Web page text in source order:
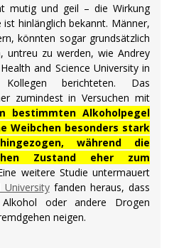
mutig und geil – die Wirkung
hinlänglich bekannt. Männer,
könnten sogar grundsätzlich
untreu zu werden, wie Andrey
and Science University in
berichteten. Das
zumindest in Versuchen mit
bestimmten Alkoholpegel
Weibchen besonders stark
während die
Zustand eher zum
weitere Studie untermauert
fanden heraus, dass
oder andere Drogen
neigen.